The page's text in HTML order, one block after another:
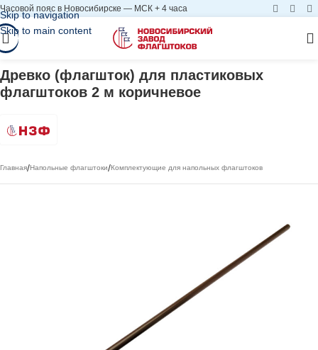
Skip to navigation
Skip to main content
Часовой пояс в Новосибирске — МСК + 4 часа
Древко (флагшток) для пластиковых
флагштоков 2 м коричневое
Главная/Напольные флагштоки/Комплектующие для напольных флагштоков